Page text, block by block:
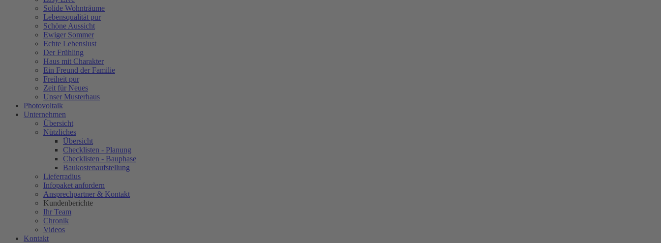
Solide Wohnträume
Lebensqualität pur
Schöne Aussicht
Ewiger Sommer
Echte Lebenslust
Der Frühling
Haus mit Charakter
Ein Freund der Familie
Freiheit pur
Zeit für Neues
Unser Musterhaus
Photovoltaik
Unternehmen
Übersicht
Nützliches
Übersicht
Checklisten - Planung
Checklisten - Bauphase
Baukostenaufstellung
Lieferradius
Infopaket anfordern
Ansprechpartner & Kontakt
Kundenberichte
Ihr Team
Chronik
Videos
Kontakt